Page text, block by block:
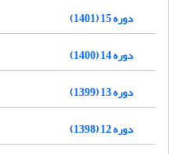
دوره 15 (1401)
دوره 14 (1400)
دوره 13 (1399)
دوره 12 (1398)